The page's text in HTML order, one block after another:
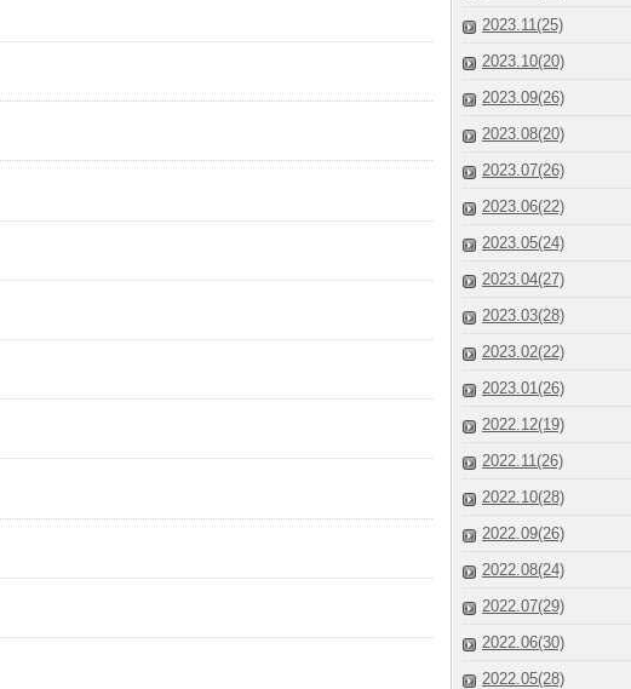
2023.11(25)
2023.10(20)
2023.09(26)
2023.08(20)
2023.07(26)
2023.06(22)
2023.05(24)
2023.04(27)
2023.03(28)
2023.02(22)
2023.01(26)
2022.12(19)
2022.11(26)
2022.10(28)
2022.09(26)
2022.08(24)
2022.07(29)
2022.06(30)
2022.05(28)